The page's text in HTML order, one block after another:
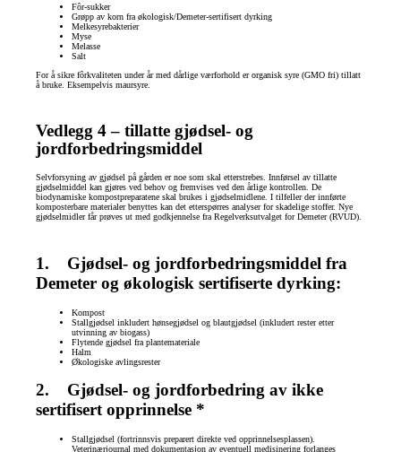
Fôr-sukker
Grøpp av korn fra økologisk/Demeter-sertifisert dyrking
Melkesyrebakterier
Myse
Melasse
Salt
For å sikre fôrkvaliteten under år med dårlige værforhold er organisk syre (GMO fri) tillatt
å bruke. Eksempelvis maursyre.
Vedlegg 4 – tillatte gjødsel- og
jordforbedringsmiddel
Selvforsyning av gjødsel på gården er noe som skal etterstrebes. Innførsel av tillatte
gjødselmiddel kan gjøres ved behov og fremvises ved den årlige kontrollen. De
biodynamiske kompostpreparatene skal brukes i gjødselmidlene. I tilfeller der innførte
komposterbare materialer benyttes kan det etterspørres analyser for skadelige stoffer. Nye
gjødselmidler får prøves ut med godkjennelse fra Regelverksutvalget for Demeter (RVUD).
1. Gjødsel- og jordforbedringsmiddel fra
Demeter og økologisk sertifiserte dyrking:
Kompost
Stallgjødsel inkludert hønsegjødsel og blautgjødsel (inkludert rester etter
utvinning av biogass)
Flytende gjødsel fra plantemateriale
Halm
Økologiske avlingsrester
2. Gjødsel- og jordforbedring av ikke
sertifisert opprinnelse *
Stallgjødsel (fortrinnsvis preparert direkte ved opprinnelsesplassen).
Veterinærjournal med dokumentasjon av eventuell medisinering forlanges